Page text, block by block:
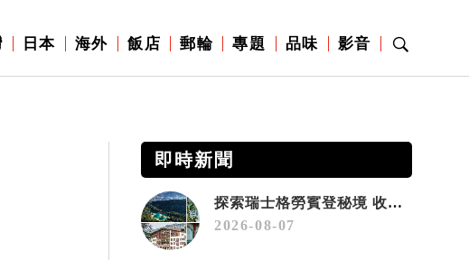
日本 海外 飯店 郵輪 專題 品味 影音
即時新聞
探索瑞士格勞賓登秘境 收藏六種阿爾卑斯夏日療癒之旅
2026-08-07